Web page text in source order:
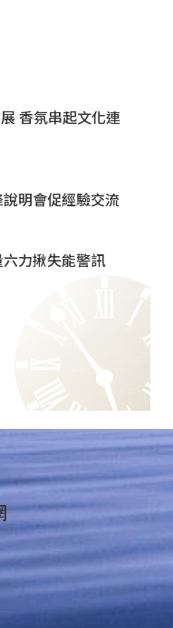
香氛串起文化連
明會促經驗交流
力揪失能警訊